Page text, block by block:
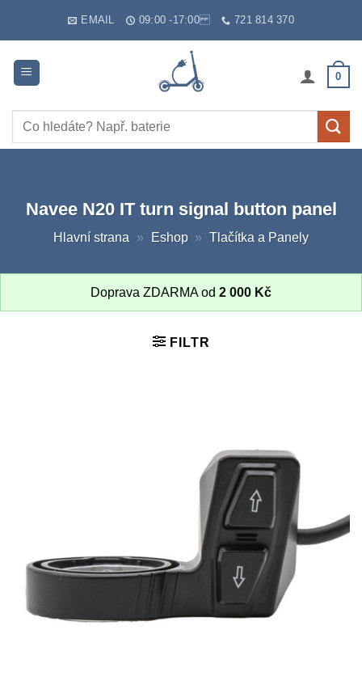
EMAIL 09:00 -17:00 721 814 370
0
Hledat:
Navee N20 IT turn signal button panel
Hlavní strana » Eshop » Tlačítka a Panely
Doprava ZDARMA od 2 000 Kč
FILTR